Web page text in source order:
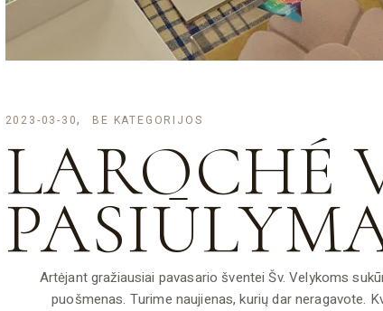
2023-03-30 BE KATEGORIJOS
LAROCHÉ
Artėjant gražiausiai pavasario šventei Šv. Velykoms
puošmenas. Turime naujienas, kurių dar neragavote.